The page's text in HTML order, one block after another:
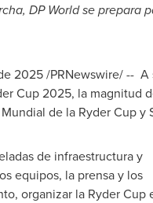
DP World se
2025/PRNewswire/ -- A
Cup 2025, la magnitud
de la Ryder Cup
de infraestructura y
equipos, la prensa y los
organizar la Ryder Cup